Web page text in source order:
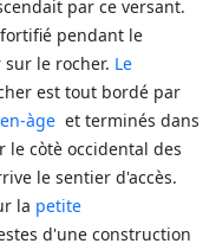
par ce versant.
pendant le
le rocher. Le
est tout bordé par
àge et terminés dans
le còtè occidental des
le sentier d'accès.
la petite
d'une construction